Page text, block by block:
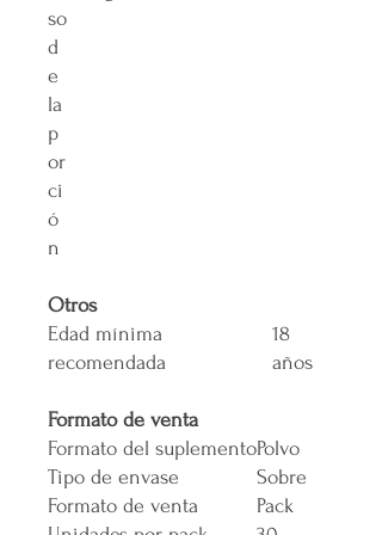
so
d
e
la
p
or
ci
ó
n
Otros
Edad mínima
recomendada
18
años
Formato de venta
Formato del suplementoPolvo
Tipo de envase
Sobre
Formato de venta
Pack